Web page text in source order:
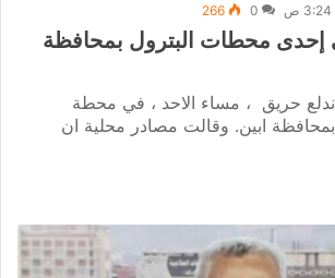
0
266
إحدى محطات البترول بمحافظة
حريق ، مساء الاحد ، في محطة
ابين. وقالت مصادر محلية ان